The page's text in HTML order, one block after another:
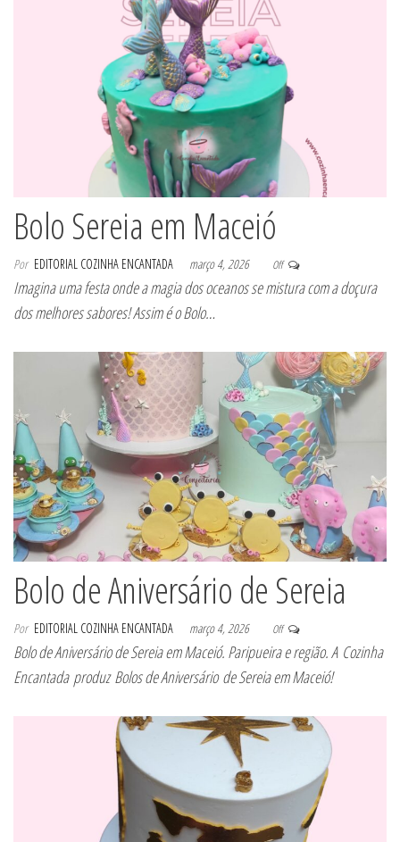
Bolo Sereia em Maceió
Por EDITORIAL COZINHA ENCANTADA março 4, 2026 Off
Imagina uma festa onde a magia dos oceanos se mistura com a doçura
dos melhores sabores! Assim é o Bolo…
Bolo de Aniversário de Sereia
Por EDITORIAL COZINHA ENCANTADA março 4, 2026 Off
Bolo de Aniversário de Sereia em Maceió. Paripueira e região. A Cozinha
Encantada produz Bolos de Aniversário de Sereia em Maceió!